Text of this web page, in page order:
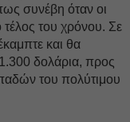
συνέβη όταν οι
τέλος του χρόνου. Σε
και θα
δολάρια, προς
του πολύτιμου